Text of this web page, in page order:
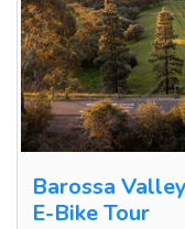
Barossa
E-Bike Tour